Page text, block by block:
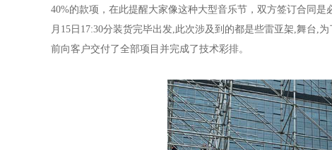
40%的款项，在此提醒大家像这种大型音乐节，双方签订合同
月15日17:30分装货完毕出发,此次涉及到的都是些雷亚架,舞台,
前向客户交付了全部项目并完成了技术彩排。